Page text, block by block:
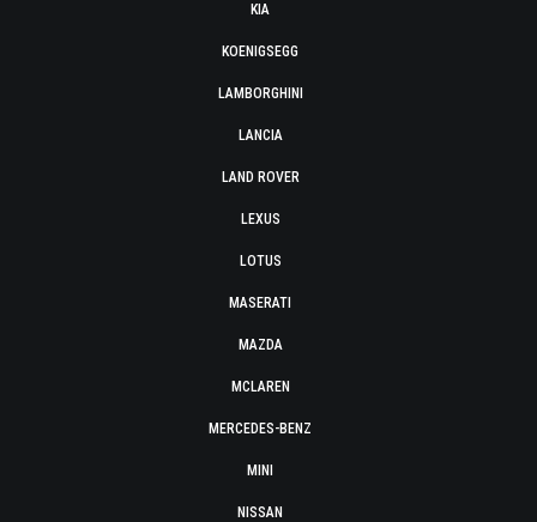
KIA
KOENIGSEGG
LAMBORGHINI
LANCIA
LAND ROVER
LEXUS
LOTUS
MASERATI
MAZDA
MCLAREN
MERCEDES-BENZ
MINI
NISSAN